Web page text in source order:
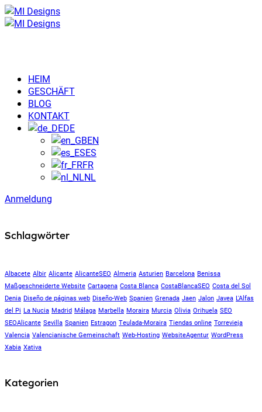
HEIM
GESCHÄFT
BLOG
KONTAKT
DE
EN
ES
FR
NL
Anmeldung
Schlagwörter
Albacete Albir Alicante AlicanteSEO Almeria Asturien Barcelona Benissa
Maßgeschneiderte Website Cartagena Costa Blanca CostaBlancaSEO Costa del Sol
Denia Diseño de páginas web Diseño-Web Spanien Grenada Jaen Jalon Javea L'Alfas
del Pi La Nucia Madrid Málaga Marbella Moraira Murcia Olivia Orihuela SEO
SEOAlicante Sevilla Spanien Estragon Teulada-Moraira Tiendas online Torrevieja
Valencia Valencianische Gemeinschaft Web-Hosting WebsiteAgentur WordPress
Xabia Xativa
Kategorien